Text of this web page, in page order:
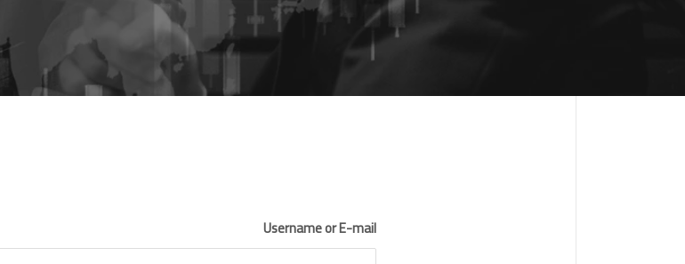
Username or E-mail